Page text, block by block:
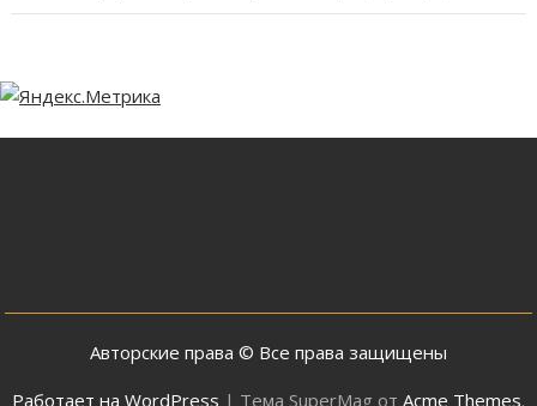
Авторские права © Все права защищены
Работает на WordPress | Тема SuperMag от Acme Themes.